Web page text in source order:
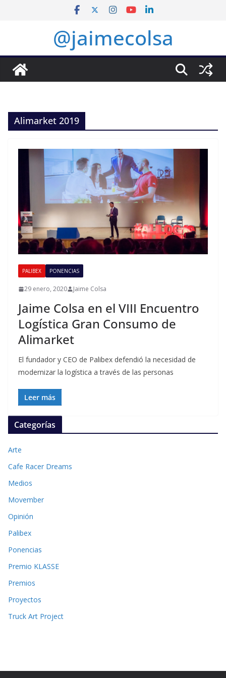
@jaimecolsa
Alimarket 2019
PALIBEX PONENCIAS
29 enero, 2020 Jaime Colsa
Jaime Colsa en el VIII Encuentro
Logística Gran Consumo de
Alimarket
El fundador y CEO de Palibex defendió la necesidad de
modernizar la logística a través de las personas
Leer más
Categorías
Arte
Cafe Racer Dreams
Medios
Movember
Opinión
Palibex
Ponencias
Premio KLASSE
Premios
Proyectos
Truck Art Project